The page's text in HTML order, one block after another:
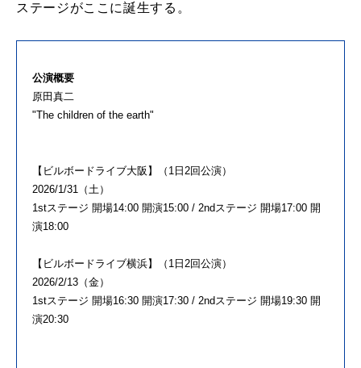
ステージがここに誕生する。
公演概要
原田真二
"The children of the earth"
【ビルボードライブ大阪】（1日2回公演）
2026/1/31（土）
1stステージ 開場14:00 開演15:00 / 2ndステージ 開場17:00 開
演18:00
【ビルボードライブ横浜】（1日2回公演）
2026/2/13（金）
1stステージ 開場16:30 開演17:30 / 2ndステージ 開場19:30 開
演20:30